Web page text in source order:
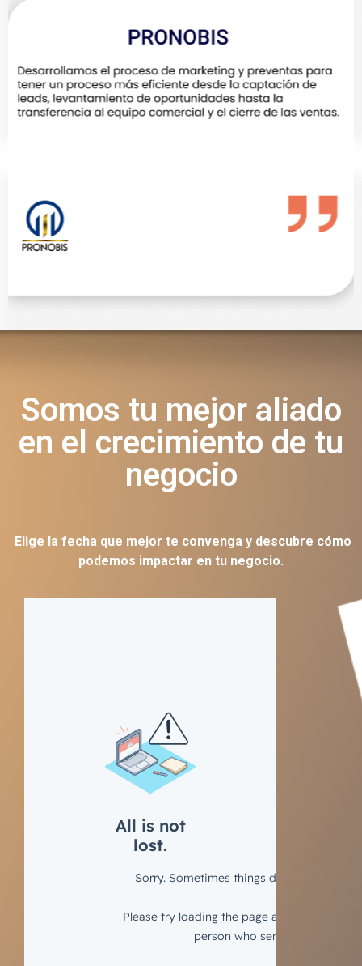
Somos tu mejor aliado
en el crecimiento de tu
negocio
Elige la fecha que mejor te convenga y descubre cómo
podemos impactar en tu negocio.